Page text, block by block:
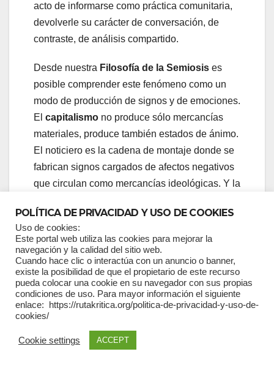
acto de informarse como práctica comunitaria,
devolverle su carácter de conversación, de
contraste, de análisis compartido.
Desde nuestra Filosofía de la Semiosis es
posible comprender este fenómeno como un
modo de producción de signos y de emociones.
El capitalismo no produce sólo mercancías
materiales, produce también estados de ánimo.
El noticiero es la cadena de montaje donde se
fabrican signos cargados de afectos negativos
que circulan como mercancías ideológicas. Y la
ensamblaje donde esos signos se convierten
en realidades vividas. Dicho de otro modo, la
soledad mediáticaes el taller donde el capital
convierte los signos burgueses en
subjetividades obedientes. Allí radica el núcleo
de la manipulación, no basta con identificar la
mentira, es necesario entender el proceso de
ensamblaje afectivo que la soledad permite.
POLÍTICA DE PRIVACIDAD Y USO DE COOKIES
Uso de cookies:
Este portal web utiliza las cookies para mejorar la
navegación y la calidad del sitio web.
Cuando hace clic o interactúa con un anuncio o banner,
existe la posibilidad de que el propietario de este recurso
pueda colocar una cookie en su navegador con sus propias
condiciones de uso. Para mayor información el siguiente
enlace: https://rutakritica.org/politica-de-privacidad-y-uso-de-
cookies/
Cookie settings ACCEPT